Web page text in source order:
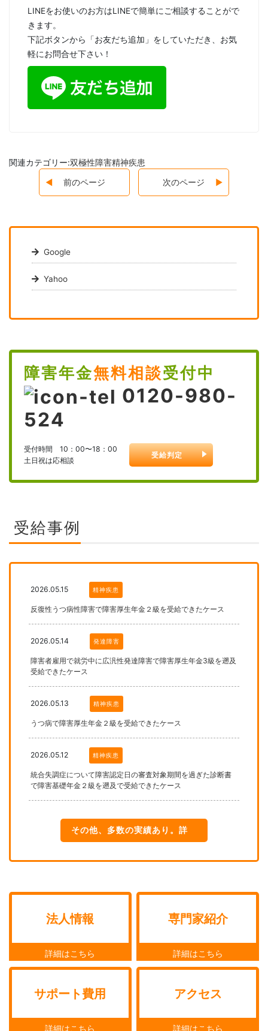
LINEをお使いのお方はLINEで簡単にご相談することがで
きます。
下記ボタンから「お友だち追加」をしていただき、お気
軽にお問合せ下さい！
関連カテゴリー:双極性障害精神疾患
前のページ 次のページ
Google
Yahoo
障害年金無料相談受付中
0120-980-
524
受付時間 10：00〜18：00
土日祝は応相談
受給判定
受給事例
2026.05.15 精神疾患
反復性うつ病性障害で障害厚生年金２級を受給できたケース
2026.05.14 発達障害
障害者雇用で就労中に広汎性発達障害で障害厚生年金3級を遡及
受給できたケース
2026.05.13 精神疾患
うつ病で障害厚生年金２級を受給できたケース
2026.05.12 精神疾患
統合失調症について障害認定日の審査対象期間を過ぎた診断書
で障害基礎年金２級を遡及で受給できたケース
その他、多数の実績あり。詳
法人情報 専門家紹介
サポート費用 アクセス